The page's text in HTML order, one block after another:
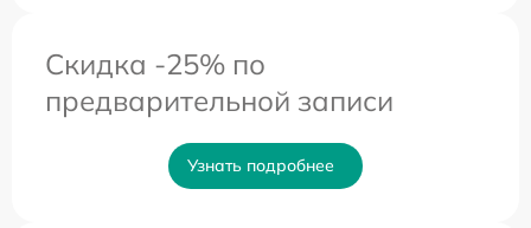
Скидка -25% по
предварительной записи
Узнать подробнее